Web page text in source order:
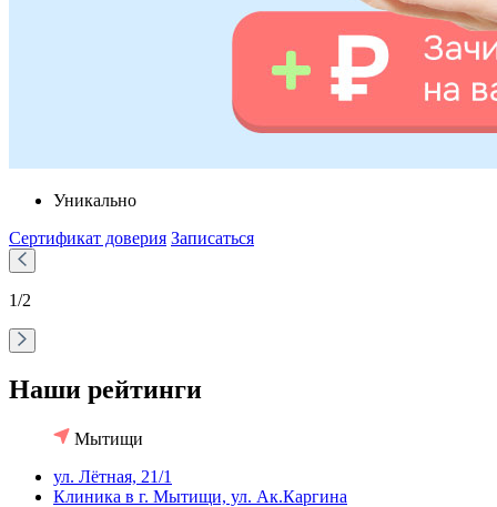
Уникально
Сертификат доверия Записаться
1/2
Наши рейтинги
Мытищи
ул. Лëтная, 21/1
Клиника в г. Мытищи, ул. Ак.Каргина